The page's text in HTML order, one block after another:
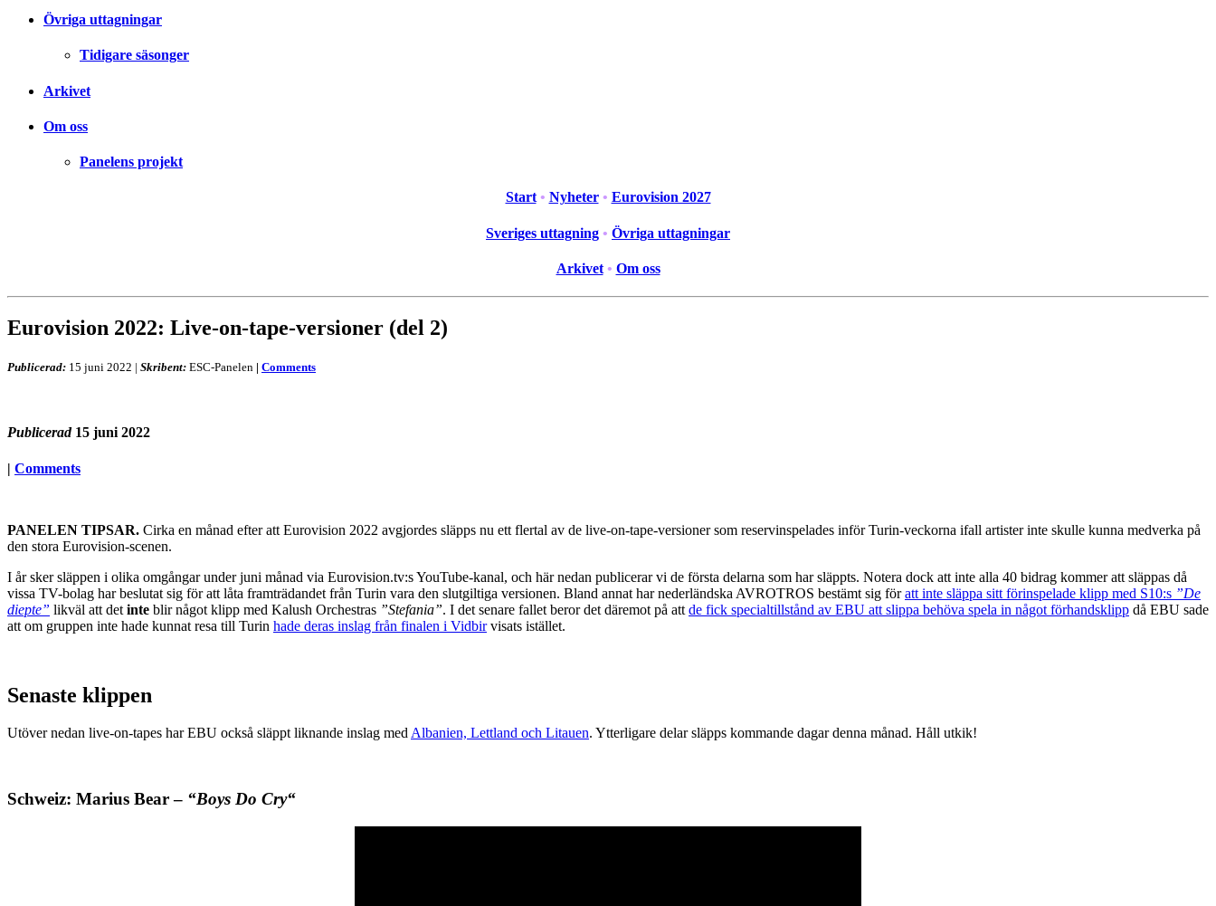
Övriga uttagningar
Tidigare säsonger
Arkivet
Om oss
Panelens projekt
Start • Nyheter • Eurovision 2027
Sveriges uttagning • Övriga uttagningar
Arkivet • Om oss
Eurovision 2022: Live-on-tape-versioner (del 2)
Publicerad: 15 juni 2022 | Skribent: ESC-Panelen | Comments
Publicerad 15 juni 2022
| Comments
PANELEN TIPSAR. Cirka en månad efter att Eurovision 2022 avgjordes släpps nu ett flertal av de live-on-tape-versioner som reservinspelades inför Turin-veckorna ifall artister inte skulle kunna medverka på
den stora Eurovision-scenen.
I år sker släppen i olika omgångar under juni månad via Eurovision.tv:s YouTube-kanal, och här nedan publicerar vi de första delarna som har släppts. Notera dock att inte alla 40 bidrag kommer att släppas då
vissa TV-bolag har beslutat sig för att låta framträdandet från Turin vara den slutgiltiga versionen. Bland annat har nederländska AVROTROS bestämt sig föratt inte släppa sitt förinspelade klipp med S10:s ”De
diepte” likväl att det inte blir något klipp med Kalush Orchestras ”Stefania”. I det senare fallet beror det däremot på att de fick specialtillstånd av EBU att slippa behöva spela in något förhandsklipp då EBU sade
att om gruppen inte hade kunnat resa till Turin hade deras inslag från finalen i Vidbirvisats istället.
Senaste klippen
Utöver nedan live-on-tapes har EBU också släppt liknande inslag medAlbanien, Lettland och Litauen. Ytterligare delar släpps kommande dagar denna månad. Håll utkik!
Schweiz: Marius Bear – “Boys Do Cry“